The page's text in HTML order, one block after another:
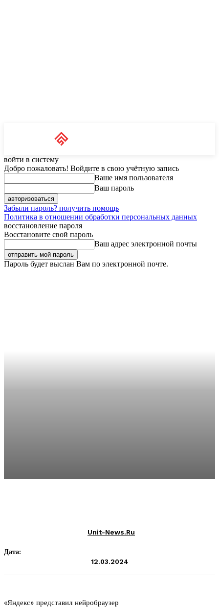
войти в систему
Добро пожаловать! Войдите в свою учётную запись
Ваше имя пользователя
Ваш пароль
Забыли пароль? получить помощь
Политика в отношении обработки персональных данных
восстановление пароля
Восстановите свой пароль
Ваш адрес электронной почты
Пароль будет выслан Вам по электронной почте.
Unit-News.ru
Дата:
12.03.2024
«Яндекс» представил нейробраузер